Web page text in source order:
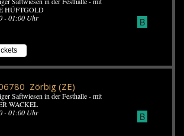
HÜFTGOLD
- 01:00 Uhr
B
Zörbig (ZE)
Saftwiesen in der Festhalle - mit
WACKEL
- 01:00 Uhr
B